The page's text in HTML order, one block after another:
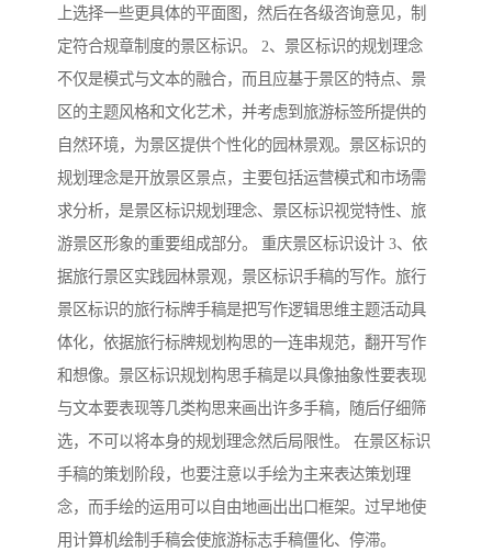
上选择一些更具体的平面图，然后在各级咨询意见，制
定符合规章制度的景区标识。 2、景区标识的规划理念
不仅是模式与文本的融合，而且应基于景区的特点、景
区的主题风格和文化艺术，并考虑到旅游标签所提供的
自然环境，为景区提供个性化的园林景观。景区标识的
规划理念是开放景区景点，主要包括运营模式和市场需
求分析，是景区标识规划理念、景区标识视觉特性、旅
游景区形象的重要组成部分。 重庆景区标识设计 3、依
据旅行景区实践园林景观，景区标识手稿的写作。旅行
景区标识的旅行标牌手稿是把写作逻辑思维主题活动具
体化，依据旅行标牌规划构思的一连串规范，翻开写作
和想像。景区标识规划构思手稿是以具像抽象性要表现
与文本要表现等几类构思来画出许多手稿，随后仔细筛
选，不可以将本身的规划理念然后局限性。 在景区标识
手稿的策划阶段，也要注意以手绘为主来表达策划理
念，而手绘的运用可以自由地画出出口框架。过早地使
用计算机绘制手稿会使旅游标志手稿僵化、停滞。